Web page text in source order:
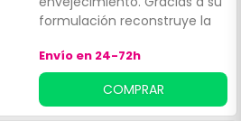
formulación reconstruye la
que suaviza las arrugas.
Envío en 24-72h
COMPRAR